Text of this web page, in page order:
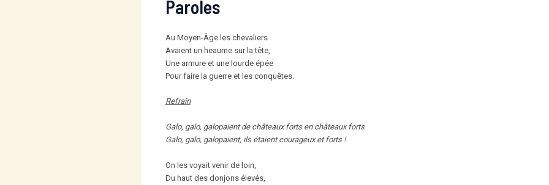
Paroles
Au Moyen-Âge les chevaliers
Avaient un heaume sur la tête,
Une armure et une lourde épée
Pour faire la guerre et les conquêtes.
Refrain
Galo, galo, galopaient de châteaux forts en châteaux forts
Galo, galo, galopaient, ils étaient courageux et forts !
On les voyait venir de loin,
Du haut des donjons élevés,